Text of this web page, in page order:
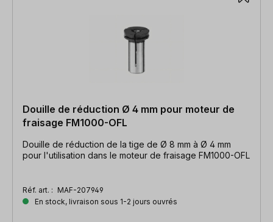
Douille de réduction Ø 4 mm pour moteur de
fraisage FM1000-OFL
Douille de réduction de la tige de Ø 8 mm à Ø 4 mm
pour l'utilisation dans le moteur de fraisage FM1000-OFL
Réf. art. : MAF-207949
En stock, livraison sous 1-2 jours ouvrés